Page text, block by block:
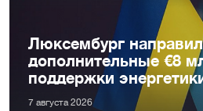
Люксембург направил
дополнительные €8
поддержки
7 августа 2026